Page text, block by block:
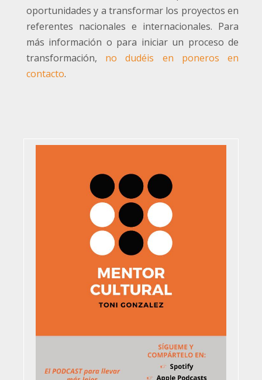
oportunidades y a transformar los proyectos en
referentes nacionales e internacionales. Para
más información o para iniciar un proceso de
transformación, no dudéis en poneros en
contacto.